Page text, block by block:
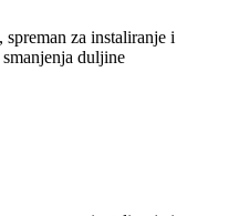
za instaliranje i
duljine